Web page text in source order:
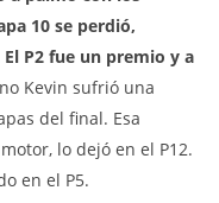
10 se perdió,
P2 fue un premio y a
Kevin sufrió una
del final. Esa
lo dejó en el P12.
en el P5.